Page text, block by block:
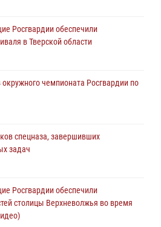
охраны совершили 250 выездов и
неделю в Тверской области
чемпионата Росгвардии по
водителю на дороге в городе Кашин
Росгвардии обеспечили
в Тверской области
чемпионата Росгвардии по
спецназа, завершивших
задач
Росгвардии обеспечили
столицы Верхневолжья во время